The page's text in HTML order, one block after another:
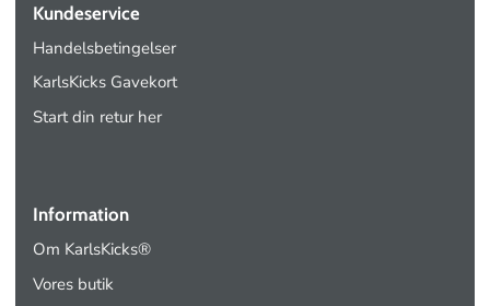
Kundeservice
Handelsbetingelser
KarlsKicks Gavekort
Start din retur her
Information
Om KarlsKicks®
Vores butik